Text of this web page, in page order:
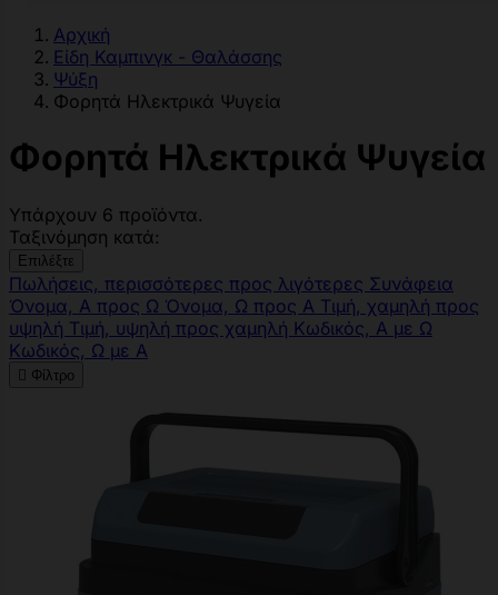
Αρχική
Είδη Καμπινγκ - Θαλάσσης
Ψύξη
Φορητά Ηλεκτρικά Ψυγεία
Φορητά Ηλεκτρικά Ψυγεία
Υπάρχουν 6 προϊόντα.
Ταξινόμηση κατά:
Επιλέξτε
Πωλήσεις, περισσότερες προς λιγότερες Συνάφεια
Όνομα, Α προς Ω Όνομα, Ω προς Α Τιμή, χαμηλή προς
υψηλή Τιμή, υψηλή προς χαμηλή Κωδικός, Α με Ω
Κωδικός, Ω με Α
 Φίλτρο